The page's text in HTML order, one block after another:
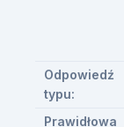
Odpowiedź
typu:
Prawidłowa